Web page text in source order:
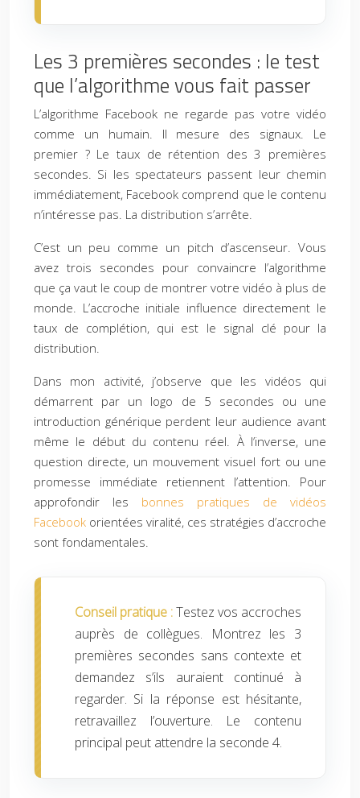
Les 3 premières secondes : le test
que l’algorithme vous fait passer
L’algorithme Facebook ne regarde pas votre vidéo
comme un humain. Il mesure des signaux. Le
premier ? Le taux de rétention des 3 premières
secondes. Si les spectateurs passent leur chemin
immédiatement, Facebook comprend que le contenu
n’intéresse pas. La distribution s’arrête.
C’est un peu comme un pitch d’ascenseur. Vous
avez trois secondes pour convaincre l’algorithme
que ça vaut le coup de montrer votre vidéo à plus de
monde. L’accroche initiale influence directement le
taux de complétion, qui est le signal clé pour la
distribution.
Dans mon activité, j’observe que les vidéos qui
démarrent par un logo de 5 secondes ou une
introduction générique perdent leur audience avant
même le début du contenu réel. À l’inverse, une
question directe, un mouvement visuel fort ou une
promesse immédiate retiennent l’attention. Pour
approfondir les bonnes pratiques de vidéos
Facebook orientées viralité, ces stratégies d’accroche
sont fondamentales.
Conseil pratique :Testez vos accroches
auprès de collègues. Montrez les 3
premières secondes sans contexte et
demandez s’ils auraient continué à
regarder. Si la réponse est hésitante,
retravaillez l’ouverture. Le contenu
principal peut attendre la seconde 4.